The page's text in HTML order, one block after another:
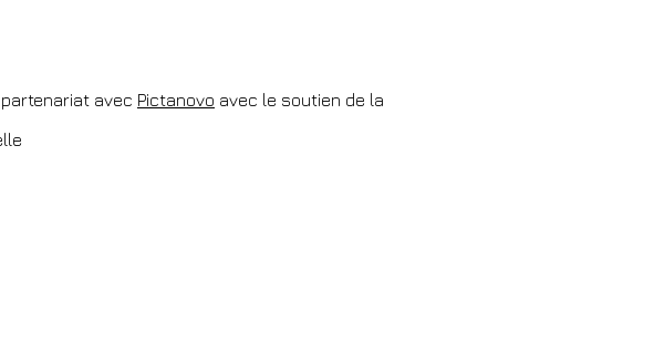
avec Pictanovo avec le soutien de la